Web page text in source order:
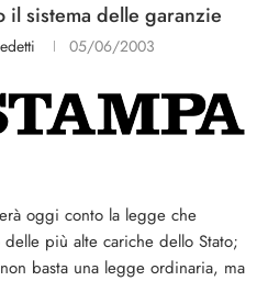
il sistema delle garanzie
05/06/2003
oggi conto la legge che
più alte cariche dello Stato;
basta una legge ordinaria, ma